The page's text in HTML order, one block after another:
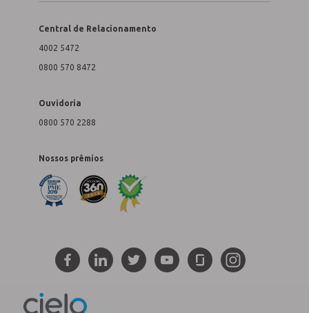
Central de Relacionamento
4002 5472
0800 570 8472
Ouvidoria
0800 570 2288
Nossos prêmios